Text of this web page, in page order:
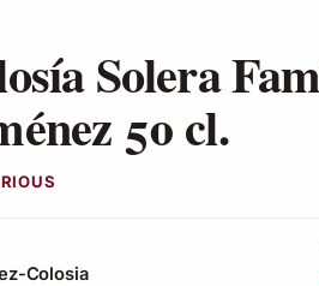
Solera
50 cl.
Colosia